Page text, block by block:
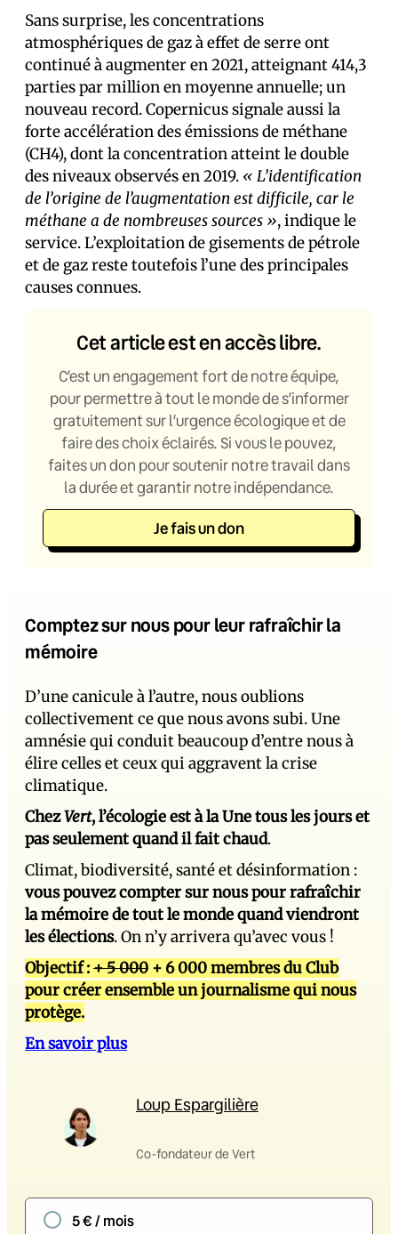
Sans surprise, les concentrations
atmosphériques de gaz à effet de serre ont
continué à augmenter en 2021, atteignant 414,3
parties par million en moyenne annuelle; un
nouveau record. Copernicus signale aussi la
forte accélération des émissions de méthane
(CH4), dont la concentration atteint le double
des niveaux observés en 2019. « L’identification
de l’origine de l’augmentation est difficile, car le
méthane a de nombreuses sources », indique le
service. L’exploitation de gisements de pétrole
et de gaz reste toutefois l’une des principales
causes connues.
Cet article est en accès libre.
C’est un engagement fort de notre équipe,
pour permettre à tout le monde de s’informer
gratuitement sur l’urgence écologique et de
faire des choix éclairés. Si vous le pouvez,
faites un don pour soutenir notre travail dans
la durée et garantir notre indépendance.
Je fais un don
Comptez sur nous pour leur rafraîchir la
mémoire
D’une canicule à l’autre, nous oublions
collectivement ce que nous avons subi. Une
amnésie qui conduit beaucoup d’entre nous à
élire celles et ceux qui aggravent la crise
climatique.
ChezVert, l’écologie est à la Une tous les jours et
pas seulement quand il fait chaud.
Climat, biodiversité, santé et désinformation :
vous pouvez compter sur nous pour rafraîchir
la mémoire de tout le monde quand viendront
les élections. On n’y arrivera qu’avec vous !
Objectif :+ 5 000 + 6 000 membres du Club
pour créer ensemble un journalisme qui nous
protège.
En savoir plus
Loup Espargilière
Co-fondateur de Vert
5 € / mois